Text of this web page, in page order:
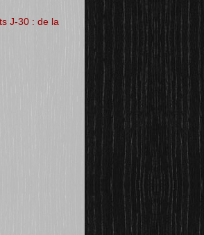
J-30 : de la